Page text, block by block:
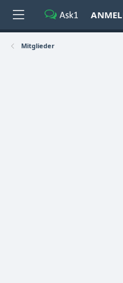
Mitglieder